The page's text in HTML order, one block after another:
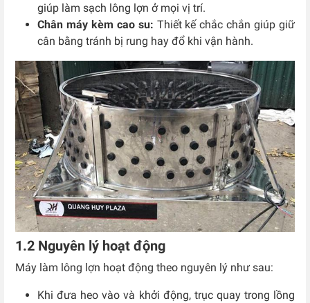
giúp làm sạch lông lợn ở mọi vị trí.
Chân máy kèm cao su: Thiết kế chắc chắn giúp giữ
cân bằng tránh bị rung hay đổ khi vận hành.
1.2 Nguyên lý hoạt động
Máy làm lông lợn hoạt động theo nguyên lý như sau:
Khi đưa heo vào và khởi động, trục quay trong lồng